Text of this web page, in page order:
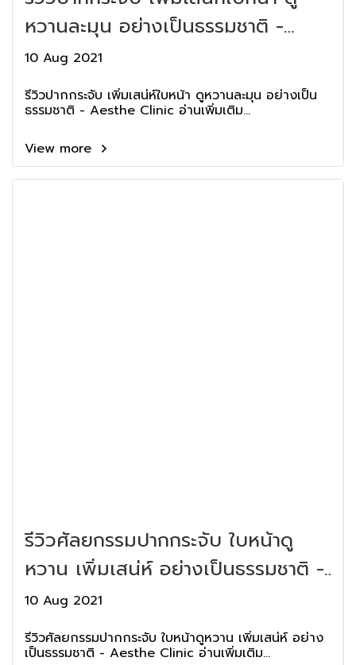
หวานละมุน อย่างเป็นธรรมชาติ -
Aesthe Clinic
10 Aug 2021
รีวิวปากกระจับ เพิ่มเสน่ห์ใบหน้า ดูหวานละมุน อย่างเป็น
ธรรมชาติ - Aesthe Clinic อ่านเพิ่มเติม...
View more
รีวิวศัลยกรรมปากกระจับ ใบหน้าดู
หวาน เพิ่มเสน่ห์ อย่างเป็นธรรมชาติ -
Aesthe Clinic
10 Aug 2021
รีวิวศัลยกรรมปากกระจับ ใบหน้าดูหวาน เพิ่มเสน่ห์ อย่าง
เป็นธรรมชาติ - Aesthe Clinic อ่านเพิ่มเติม...